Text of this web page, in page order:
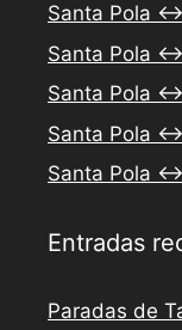
Santa Pola
Santa Pola
Santa Pola
Santa Pola
Santa Pola
Entradas
Paradas de